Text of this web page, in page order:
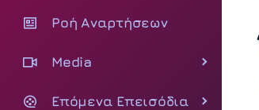
Ροή Αναρτήσεων
Media
Επόμενα Επεισόδια